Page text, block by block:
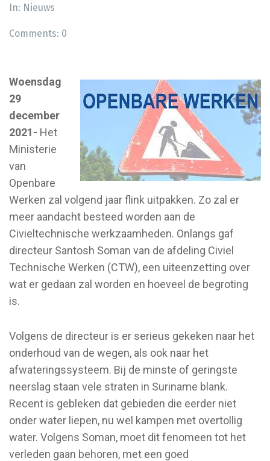
In: Nieuws
Comments: 0
Woensdag
29
december
2021- Het
Ministerie
van
Openbare
Werken zal volgend jaar flink uitpakken. Zo zal er
meer aandacht besteed worden aan de
Civieltechnische werkzaamheden. Onlangs gaf
directeur Santosh Soman van de afdeling Civiel
Technische Werken (CTW), een uiteenzetting over
wat er gedaan zal worden en hoeveel de begroting
is.
Volgens de directeur is er serieus gekeken naar het
onderhoud van de wegen, als ook naar het
afwateringssysteem. Bij de minste of geringste
neerslag staan vele straten in Suriname blank.
Recent is gebleken dat gebieden die eerder niet
onder water liepen, nu wel kampen met overtollig
water. Volgens Soman, moet dit fenomeen tot het
verleden gaan behoren, met een goed